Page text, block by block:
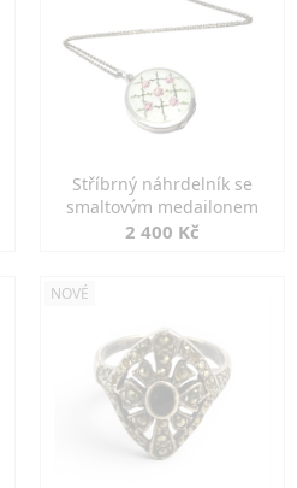
Stříbrný náhrdelník se
smaltovým medailonem
2 400 Kč
NOVÉ